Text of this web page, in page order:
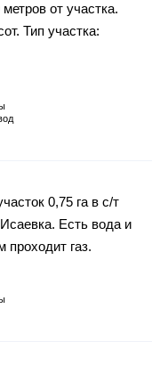
от участка.
Тип участка:
0,75 га в с/т
Есть вода и
проходит газ.